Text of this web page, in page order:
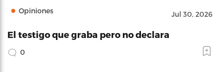
Opiniones Jul 30, 2026
El testigo que graba pero no declara
0